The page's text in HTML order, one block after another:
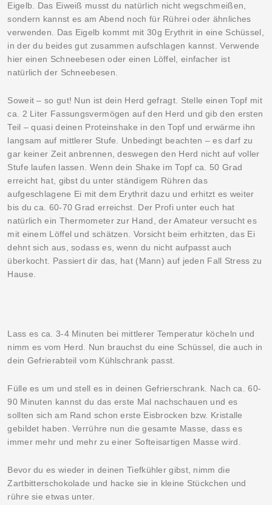
Eigelb. Das Eiweiß musst du natürlich nicht wegschmeißen,
sondern kannst es am Abend noch für Rührei oder ähnliches
verwenden. Das Eigelb kommt mit 30g Erythrit in eine Schüssel,
in der du beides gut zusammen aufschlagen kannst. Verwende
hier einen Schneebesen oder einen Löffel, einfacher ist
natürlich der Schneebesen.
Soweit – so gut! Nun ist dein Herd gefragt. Stelle einen Topf mit
ca. 2 Liter Fassungsvermögen auf den Herd und gib den ersten
Teil – quasi deinen Proteinshake in den Topf und erwärme ihn
langsam auf mittlerer Stufe. Unbedingt beachten – es darf zu
gar keiner Zeit anbrennen, deswegen den Herd nicht auf voller
Stufe laufen lassen. Wenn dein Shake im Topf ca. 50 Grad
erreicht hat, gibst du unter ständigem Rühren das
aufgeschlagene Ei mit dem Erythrit dazu und erhitzt es weiter
bis du ca. 60-70 Grad erreichst. Der Profi unter euch hat
natürlich ein Thermometer zur Hand, der Amateur versucht es
mit einem Löffel und schätzen. Vorsicht beim erhitzten, das Ei
dehnt sich aus, sodass es, wenn du nicht aufpasst auch
überkocht. Passiert dir das, hat (Mann) auf jeden Fall Stress zu
Hause.
Lass es ca. 3-4 Minuten bei mittlerer Temperatur köcheln und
nimm es vom Herd. Nun brauchst du eine Schüssel, die auch in
dein Gefrierabteil vom Kühlschrank passt.
Fülle es um und stell es in deinen Gefrierschrank. Nach ca. 60-
90 Minuten kannst du das erste Mal nachschauen und es
sollten sich am Rand schon erste Eisbrocken bzw. Kristalle
gebildet haben. Verrühre nun die gesamte Masse, dass es
immer mehr und mehr zu einer Softeisartigen Masse wird.
Bevor du es wieder in deinen Tiefkühler gibst, nimm die
Zartbitterschokolade und hacke sie in kleine Stückchen und
rühre sie etwas unter.